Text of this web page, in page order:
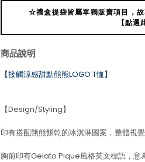
☆禮盒提袋皆屬單獨販賣項目，故
【點選
商品說明
【接觸涼感甜點熊熊LOGO T恤】
【Design/Styling】
印有搭配熊熊餅乾的冰淇淋圖案，整體視
胸前印有Gelato Pique風格英文標語，意